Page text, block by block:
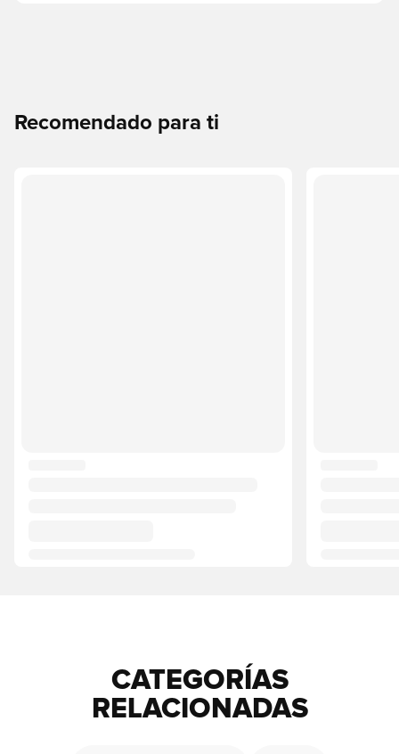
Recomendado para ti
CATEGORÍAS
RELACIONADAS